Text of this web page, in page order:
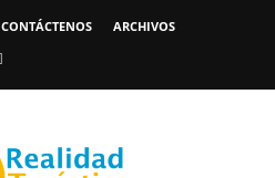
CONTÁCTENOS ARCHIVOS